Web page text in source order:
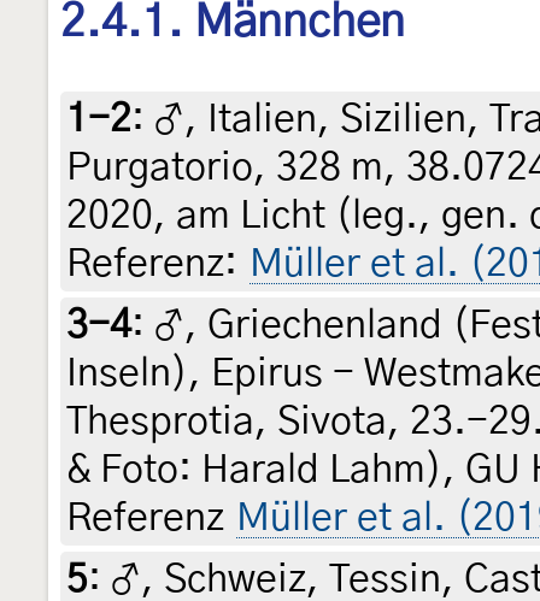
2.4.1. Männchen
1-2: ♂, Italien, Sizilien,
Purgatorio, 328 m,
2020, am Licht (leg.,
Referenz: Müller et al.
3-4: ♂, Griechenland
Inseln), Epirus -
Thesprotia, Sivota, 23.-
& Foto: Harald Lahm), GU
Referenz Müller et al.
5: ♂, Schweiz, Tessin,